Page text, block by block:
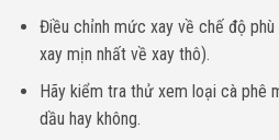
Điều chỉnh mức xay về chế độ
xay mịn nhất về xay thô).
Hãy kiểm tra thử xem loại cà phê
dầu hay không.